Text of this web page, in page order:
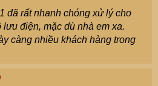
đã rất nhanh chóng xử lý cho
điện, mặc dù nhà em xa.
càng nhiều khách hàng trong